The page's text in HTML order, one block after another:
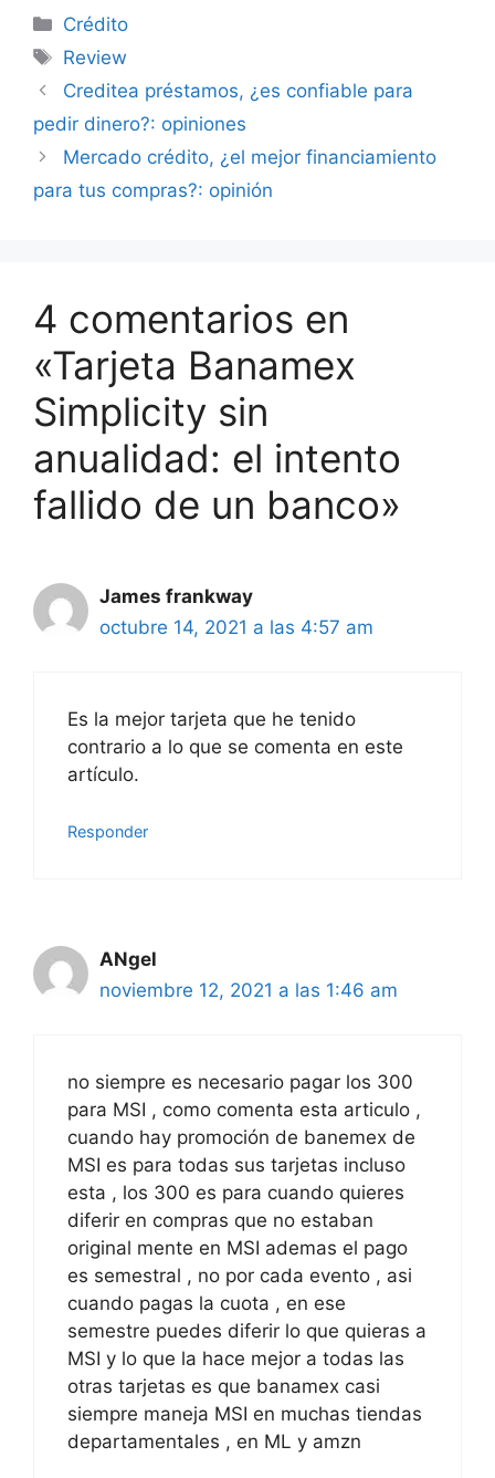
Categorías
Crédito
Etiquetas
Review
Creditea préstamos, ¿es confiable para
pedir dinero?: opiniones
Mercado crédito, ¿el mejor financiamiento
para tus compras?: opinión
4 comentarios en
«Tarjeta Banamex
Simplicity sin
anualidad: el intento
fallido de un banco»
James frankway
octubre 14, 2021 a las 4:57 am
Es la mejor tarjeta que he tenido
contrario a lo que se comenta en este
artículo.
Responder
ANgel
noviembre 12, 2021 a las 1:46 am
no siempre es necesario pagar los 300
para MSI , como comenta esta articulo ,
cuando hay promoción de banemex de
MSI es para todas sus tarjetas incluso
esta , los 300 es para cuando quieres
diferir en compras que no estaban
original mente en MSI ademas el pago
es semestral , no por cada evento , asi
cuando pagas la cuota , en ese
semestre puedes diferir lo que quieras a
MSI y lo que la hace mejor a todas las
otras tarjetas es que banamex casi
siempre maneja MSI en muchas tiendas
departamentales , en ML y amzn